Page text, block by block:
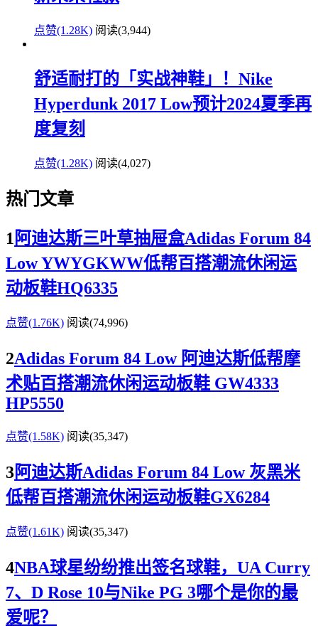
点赞(1.28K) 阅读(3,944)
舒适耐打的「实战神鞋」！Nike
Hyperdunk 2017 Low预计2024夏季再
度复刻
点赞(1.28K) 阅读(4,027)
热门文章
1 阿迪达斯三叶草抽屉盒Adidas Forum 84
Low YWYGKWW低帮百搭潮流休闲运
动板鞋HQ6335
点赞(1.76K) 阅读(74,996)
2Adidas Forum 84 Low 阿迪达斯低帮摩
术贴百搭潮流休闲运动板鞋 GW4333
HP5550
点赞(1.58K) 阅读(35,347)
3阿迪达斯Adidas Forum 84 Low 灰黑米
低帮百搭潮流休闲运动板鞋GX6284
点赞(1.61K) 阅读(35,347)
4NBA球星纷纷推出签名球鞋，UA Curry
7、D Rose 10与Nike PG 3哪个是你的最
爱呢？